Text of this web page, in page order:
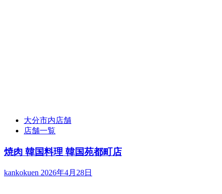
大分市内店舗
店舗一覧
焼肉 韓国料理 韓国苑都町店
kankokuen 2026年4月28日